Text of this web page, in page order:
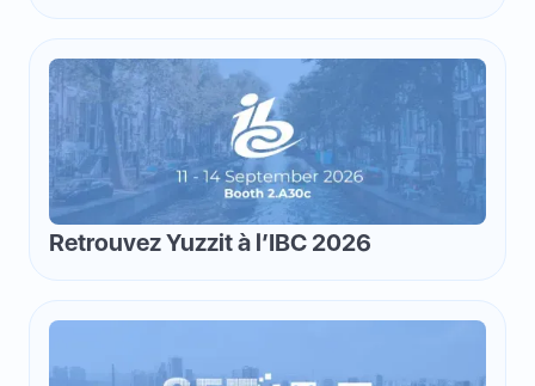
faire perdre de l'argent et comment
inverser la logique
Retrouvez Yuzzit à l’IBC 2026